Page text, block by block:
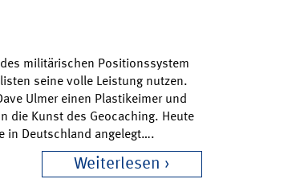
militärischen Positionssystem
seine volle Leistung nutzen.
Ulmer einen Plastikeimer und
die Kunst des Geocaching. Heute
in Deutschland angelegt….
Weiterlesen